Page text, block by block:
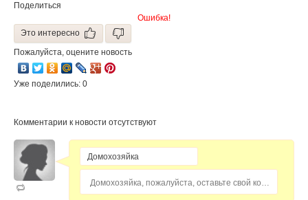
Поделиться
Ошибка!
Это интересно
Пожалуйста, оцените новость
Уже поделились: 0
Комментарии к новости отсутствуют
Домохозяйка, пожалуйста, оставьте свой комментарий...